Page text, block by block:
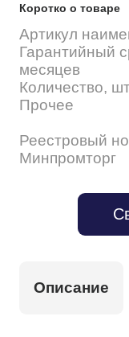
Коротко о товаре
Артикул
Гарантийный
месяцев
Количество,
Прочее
Реестровый
Минпромторг
Описание